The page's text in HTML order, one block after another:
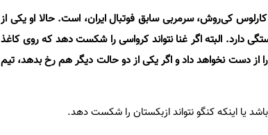
کی‌روش، سرمربی سابق فوتبال ایران، است. حالا او یکی از
دارد. البته اگر غنا نتواند کرواسی را شکست دهد که روی کاغذ
از دست نخواهد داد و اگر یکی از دو حالت دیگر هم رخ بدهد، تیم
یا اینکه کنگو نتواند ازبکستان را شکست دهد.